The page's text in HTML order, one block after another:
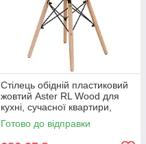
Стілець обідній пластиковий
жовтий Aster RL Wood для
кухні, сучасної квартири,
кафе, шкільної їдальні Eames
AMF
Готово до відправки